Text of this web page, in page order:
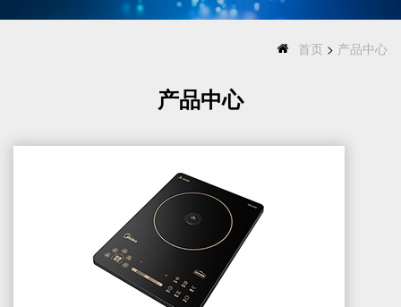
首页 > 产品中心
产品中心